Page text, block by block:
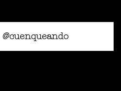
@cuenqueando